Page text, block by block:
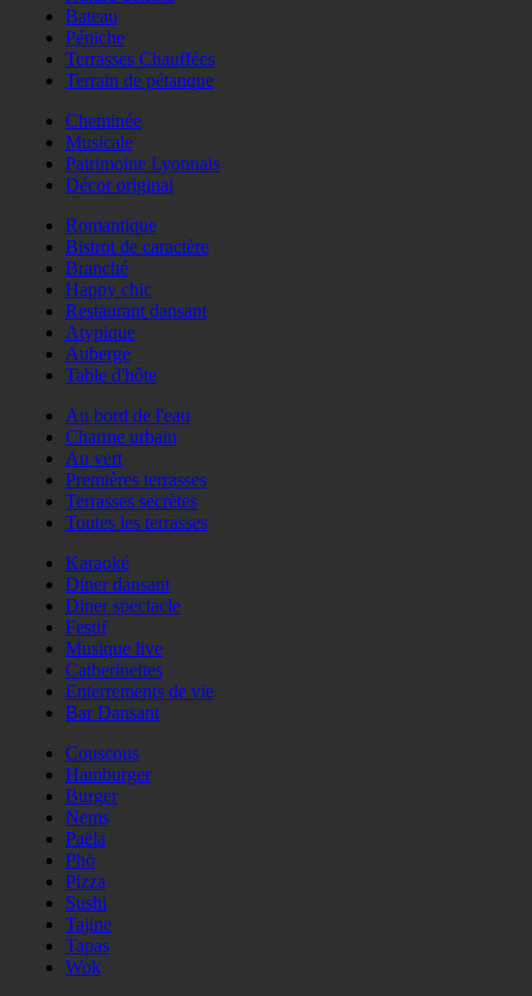
Bateau
Péniche
Terrasses Chauffées
Terrain de pétanque
Cheminée
Musicale
Patrimoine Lyonnais
Décor original
Romantique
Bistrot de caractère
Branché
Happy chic
Restaurant dansant
Atypique
Auberge
Table d'hôte
Au bord de l'eau
Charme urbain
Au vert
Premières terrasses
Terrasses secrètes
Toutes les terrasses
Karaoké
Diner dansant
Diner spectacle
Festif
Musique live
Catherinettes
Enterrements de vie
Bar Dansant
Couscous
Hamburger
Burger
Nems
Paëla
Phö
Pizza
Sushi
Tajine
Tapas
Wok